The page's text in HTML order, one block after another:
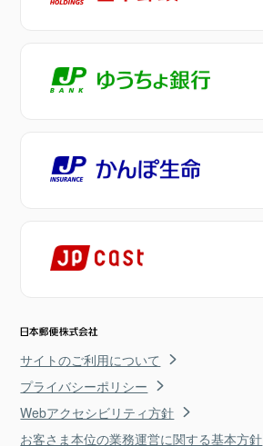
サイトのご利用について
プライバシーポリシー
Webアクセシビリティ方針
お客さま本位の業務運営に関する基本方針